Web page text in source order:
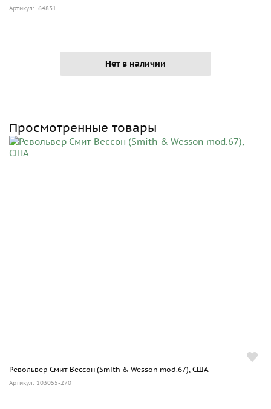
Артикул: 64831
Нет в наличии
Просмотренные товары
Револьвер Смит-Вессон (Smith & Wesson mod.67), США
Артикул: 103055-270